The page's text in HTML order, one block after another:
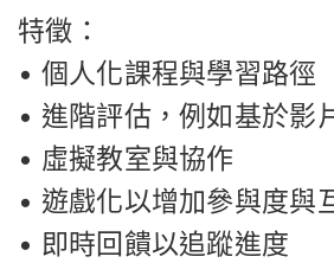
特徵：
• 個人化課程與學習路徑
• 進階評估，例如基於影
• 虛擬教室與協作
• 遊戲化以增加參與度與
• 即時回饋以追蹤進度